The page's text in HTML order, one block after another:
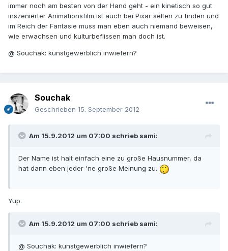
immer noch am besten von der Hand geht - ein kinetisch so gut
inszenierter Animationsfilm ist auch bei Pixar selten zu finden und
im Reich der Fantasie muss man eben auch niemand beweisen,
wie erwachsen und kulturbeflissen man doch ist.
@ Souchak: kunstgewerblich inwiefern?
Souchak
Geschrieben 15. September 2012
Am 15.9.2012 um 07:00 schrieb sami:
Der Name ist halt einfach eine zu große Hausnummer, da
hat dann eben jeder 'ne große Meinung zu.
Yup.
Am 15.9.2012 um 07:00 schrieb sami:
@ Souchak: kunstgewerblich inwiefern?